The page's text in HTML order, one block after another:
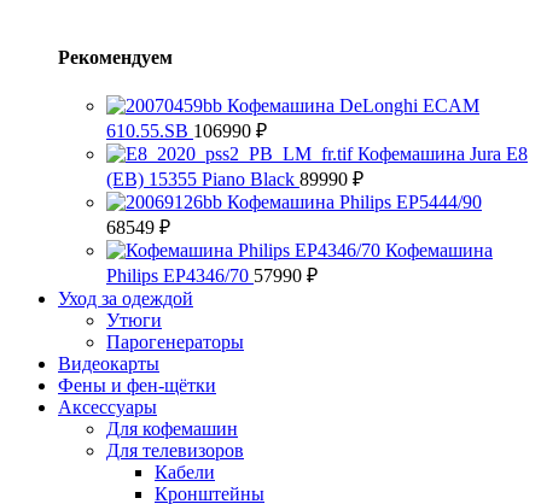
Рекомендуем
Кофемашина DeLonghi ECAM
610.55.SB 106990 ₽
Кофемашина Jura E8
(EB) 15355 Piano Black 89990 ₽
Кофемашина Philips EP5444/90
68549 ₽
Кофемашина
Philips EP4346/70 57990 ₽
Уход за одеждой
Утюги
Парогенераторы
Видеокарты
Фены и фен-щётки
Аксессуары
Для кофемашин
Для телевизоров
Кабели
Кронштейны